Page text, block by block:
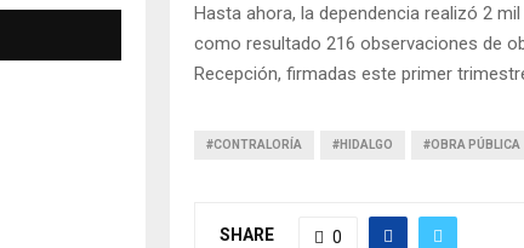
Hasta ahora, la dependencia realizó 2
como resultado 216 observaciones de
Recepción, firmadas este primer
#CONTRALORÍA #HIDALGO #OBRA PÚBLICA
SHARE 0